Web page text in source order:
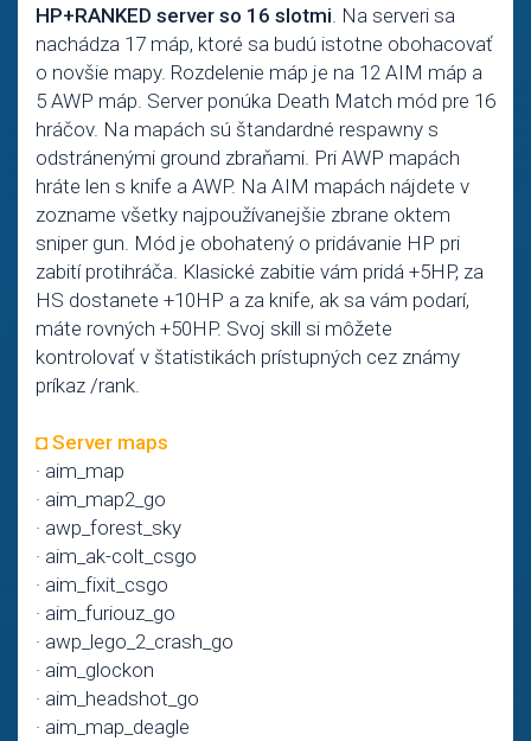
HP+RANKED server so 16 slotmi . Na serveri sa
nachádza 17 máp, ktoré sa budú istotne obohacovať
o novšie mapy. Rozdelenie máp je na 12 AIM máp a
5 AWP máp. Server ponúka Death Match mód pre 16
hráčov. Na mapách sú štandardné respawny s
odstránenými ground zbraňami. Pri AWP mapách
hráte len s knife a AWP. Na AIM mapách nájdete v
zozname všetky najpoužívanejšie zbrane oktem
sniper gun. Mód je obohatený o pridávanie HP pri
zabití protihráča. Klasické zabitie vám pridá +5HP, za
HS dostanete +10HP a za knife, ak sa vám podarí,
máte rovných +50HP. Svoj skill si môžete
kontrolovať v štatistikách prístupných cez známy
príkaz /rank.
◘ Server maps
· aim_map
· aim_map2_go
· awp_forest_sky
· aim_ak-colt_csgo
· aim_fixit_csgo
· aim_furiouz_go
· awp_lego_2_crash_go
· aim_glockon
· aim_headshot_go
· aim_map_deagle